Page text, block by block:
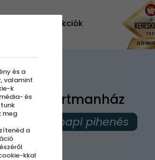
Akciók
HR Apartmanház
Hétköznapi pihenés
és a
valamint
k
és
meg
a
kkal